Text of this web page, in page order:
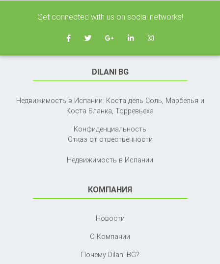
Get connected with us on social networks!
DILANI BG
Недвижимость в Испании: Коста дель Соль, Марбелья и
Коста Бланка, Торревьеха
Конфиденциальность
Отказ от отвественности
Недвижимость в Испании
КОМПАНИЯ
Новости
О Компании
Почему Dilani BG?